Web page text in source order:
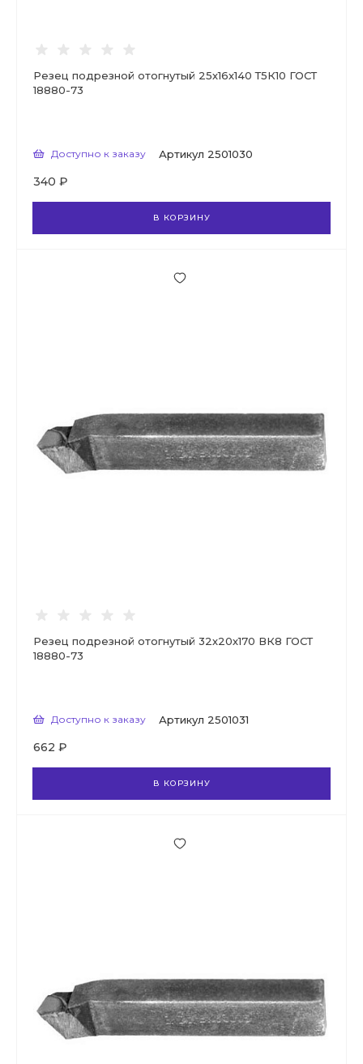
Резец подрезной отогнутый 25х16х140 Т5К10 ГОСТ
18880-73
Доступно к заказу Артикул 2501030
340 ₽
В КОРЗИНУ
Резец подрезной отогнутый 32х20х170 ВК8 ГОСТ
18880-73
Доступно к заказу Артикул 2501031
662 ₽
В КОРЗИНУ